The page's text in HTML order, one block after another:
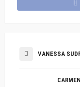
VANESSA